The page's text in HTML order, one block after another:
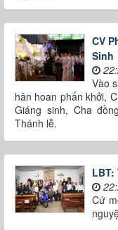
CV
Sinh
Vào
hân hoan phấn khởi,
Giáng sinh, Cha
Thánh lễ.
LBT:
Cứ